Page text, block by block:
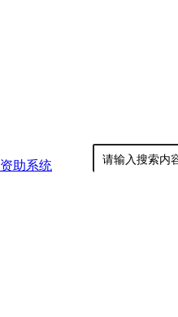
资助系统